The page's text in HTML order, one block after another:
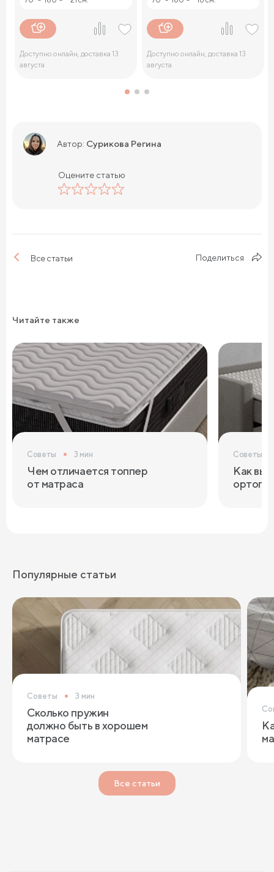
Доступно онлайн, доставка 13
августа
Доступно онлайн, доставка 13
августа
Автор: Сурикова Регина
Оцените статью
Все статьи Поделиться
Читайте также
Советы 3 мин
Чем отличается топпер
от матраса
Советы
Как
Популярные статьи
Советы 3 мин
Сколько пружин
должно быть в хорошем
матрасе
Все статьи